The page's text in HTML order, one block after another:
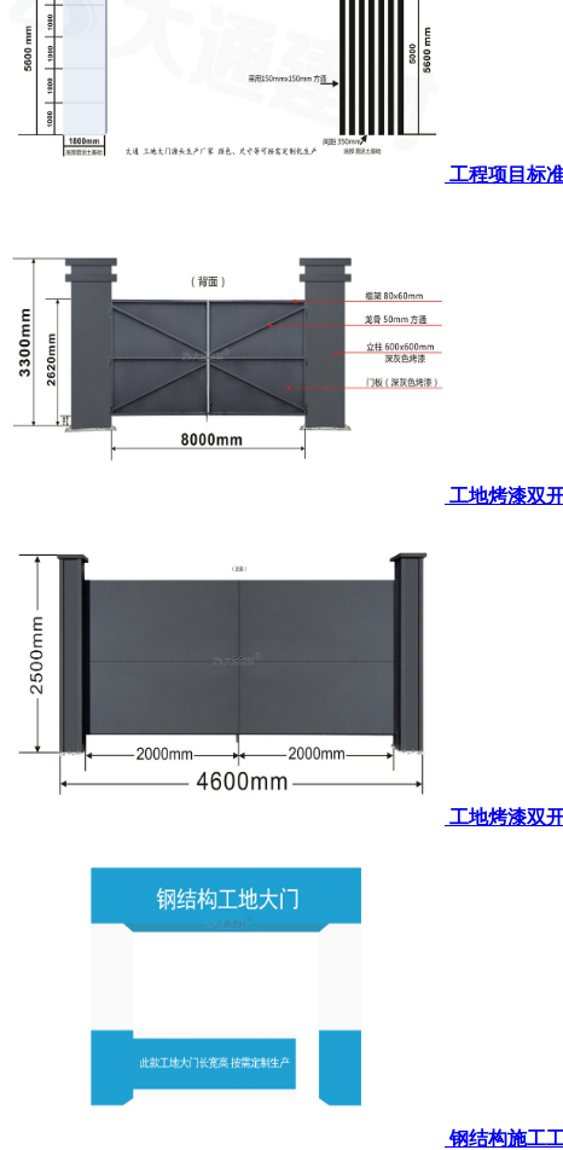
工程项目标
工地烤漆双
工地烤漆双
钢结构施工